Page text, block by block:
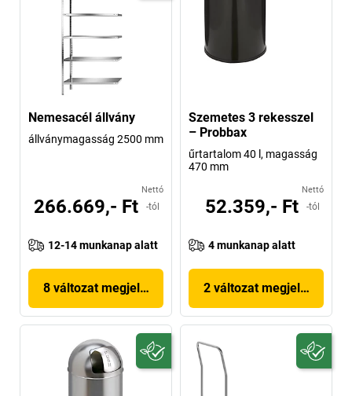
Nemesacél állvány
állványmagasság 2500 mm
Nettó
266.669,- Ft -tól
12-14 munkanap alatt
8 változat megjelenítése
Szemetes 3 rekesszel
– Probbax
űrtartalom 40 l, magasság
470 mm
Nettó
52.359,- Ft -tól
4 munkanap alatt
2 változat megjelenítése